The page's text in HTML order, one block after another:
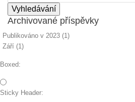
Archivované příspěvky
Publikováno v 2023 (1)
Září (1)
Boxed:
Sticky Header: